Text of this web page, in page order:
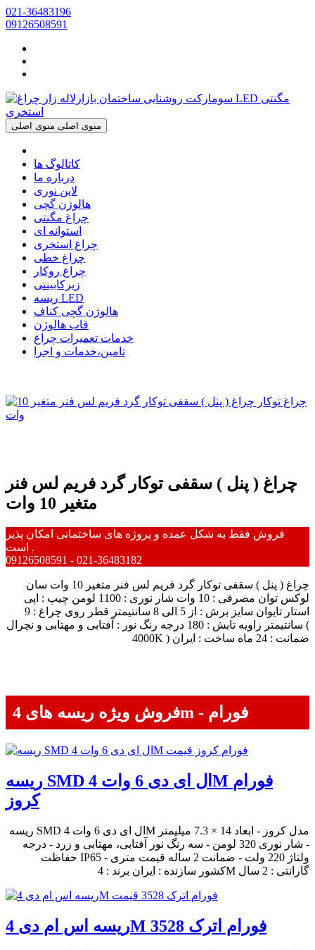
021-36483196
09126508591
منوی اصلی منوی اصلی
کاتالوگ ها
درباره ما
لاین نوری
هالوژن گچی
چراغ مگنتی
استوانه ای
چراغ استخری
چراغ خطی
چراغ روکار
زیرکابینتی
ریسه LED
هالوژن گچی کناف
قاب هالوژن
خدمات تعمیرات چراغ
تامین،خدمات و اجرا
چراغ ( پنل ) سقفی توکار گرد فریم لس فنر
متغیر 10 وات
فروش فقط به شکل عمده و پروژه های ساختمانی امکان پذیر
است .
09126508591 - 021-36483182
چراغ ( پنل ) سقفی توکار گرد فریم لس فنر متغیر 10 وات سان
لوکس توان مصرفی : 10 وات شار نوری : 1100 لومن چیپ : اپی
استار تایوان سایز برش : از 5 الی 8 سانتیمتر قطر روی چراغ : 9
سانتیمتر زاویه تابش : 180 درجه رنگ نور : آفتابی و مهتابی و نچرال (
4000K ) ضمانت : 24 ماه ساخت : ایران
فروش ویژه ریسه های 4m - فورام
ریسه SMD ال ای دی 6 وات 4M فورام
کروز
ریسه SMD ال ای دی 6 وات 4M مدل کروز - ابعاد 14 × 7.3 میلیمتر
- شار نوری 320 لومن - سه رنگ نور آفتابی، مهتابی و زرد - درجه
حفاظت IP65 - ولتاژ 220 ولت - ضمانت 2 ساله قیمت متری
کشور سازنده : ایران برند : 4M گارانتی : 2 سال
ریسه اس ام دی 4M فورام اترک 3528